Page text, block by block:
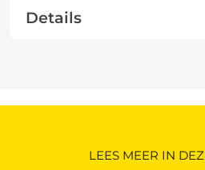
Details
LEES MEER IN